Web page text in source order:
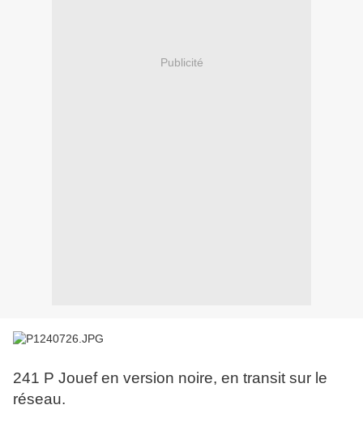
Publicité
241 P Jouef en version noire, en transit sur le
réseau.